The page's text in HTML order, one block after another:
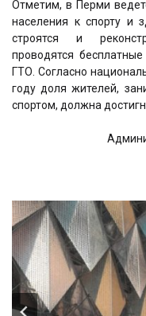
Отметим, в Перми
населения к спорту и
строятся и
проводятся
ГТО. Согласно
году доля жителей,
спортом, должна